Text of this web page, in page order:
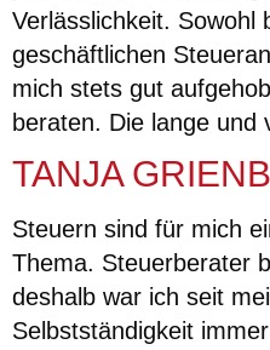
Verlässlichkeit. Sowohl
geschäftlichen
mich stets gut
beraten. Die lange
TANJA
Steuern sind für mich
Thema. Steuerberater
deshalb war ich seit
Selbstständigkeit